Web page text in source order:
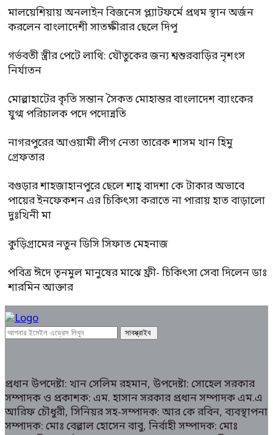
মালয়েশিয়ায় অনলাইন বিজনেস প্ল্যাটফর্মে প্রথম স্থান অর্জন
করলেন বাংলাদেশী সাতক্ষীরার ছেলে দিপু
গর্ভবতী স্ত্রীর পেটে লাথি: যৌতুকের জন্য শ্বশুরবাড়ির নৃশংস
নির্যাতন
মোল্লাহাটের কৃতি সন্তান সৈকত মোহান্তর বাংলাদেশ ব্যাংকের
যুগ্ম পরিচালক পদে পদোন্নতি
নাগরপুরের আওয়ামী লীগ নেতা তারেক শাসম খান হিমু
গ্রেফতার
বগুড়ার শাহজাহানপুরে ছেলে শাহ্ বাদশা কে টাকার অভাবে
পায়ের ইনফেকশন এর চিকিৎসা করাতে না পারায় হাত বাড়ালো
দুঃখিনী মা
কুড়িগ্রামের নতুন ডিসি সিফাত মেহনাজ
পবিত্র ঈদে তৃনমুল মানুষের মাঝে ফ্রী- চিকিৎসা সেবা দিলেন ডাঃ
শারমিন আক্তার
প্রধান উপদেষ্টা: খান সেলিম রহমান, উপদেষ্টা: সোহেল সরকার
সম্পাদক ও প্রকাশক: এম. হাসান সরকার প্রধান সম্পাদক এম.এ
আরিফ চৌধুরী, সিনিয়র সহ-সম্পাদক: আর কে রবিন, ব্যবস্থাপনা
সম্পাদক: মোঃ বেল্লাল হোসেন বাবু, নির্বাহী সম্পাদক: মোঃ